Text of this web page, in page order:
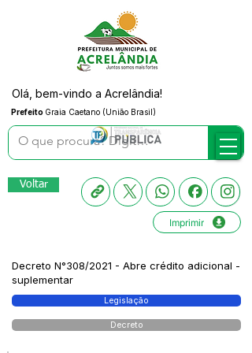
Prefeito Graia Caetano (União Brasil)
Olá, bem-vindo a Acrelândia!
Voltar
Imprimir
Decreto N°308/2021 - Abre crédito adicional -
suplementar
Legislação
Decreto